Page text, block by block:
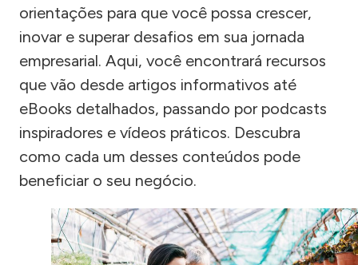
orientações para que você possa crescer,
inovar e superar desafios em sua jornada
empresarial. Aqui, você encontrará recursos
que vão desde artigos informativos até
eBooks detalhados, passando por podcasts
inspiradores e vídeos práticos. Descubra
como cada um desses conteúdos pode
beneficiar o seu negócio.